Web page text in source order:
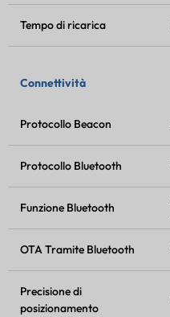
Tempo di ricarica
Connettività
Protocollo Beacon
Protocollo Bluetooth
Funzione Bluetooth
OTATramite Bluetooth
Precisione di
posizionamento